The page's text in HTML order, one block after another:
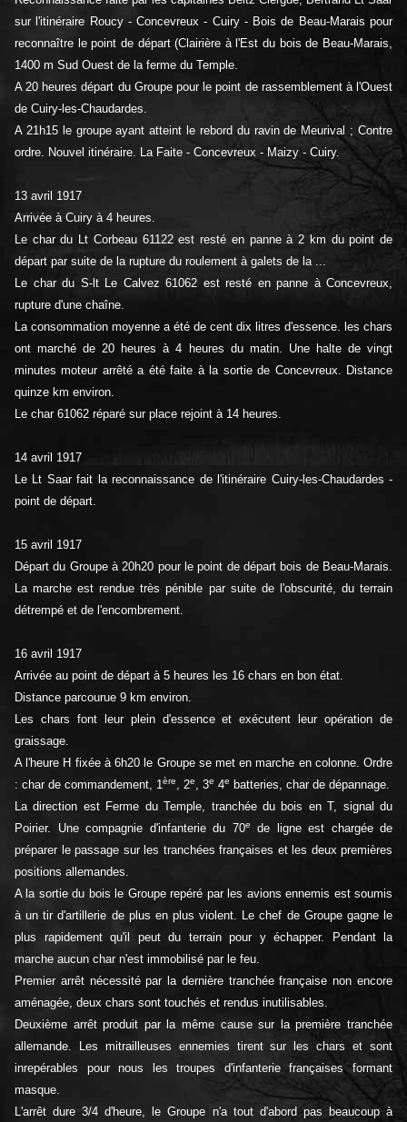
sur l'itinéraire Roucy - Concevreux - Cuiry - Bois de Beau-Marais pour
reconnaître le point de départ (Clairière à l'Est du bois de Beau-Marais,
1400 m Sud Ouest de la ferme du Temple.
A 20 heures départ du Groupe pour le point de rassemblement à l'Ouest
de Cuiry-les-Chaudardes.
A 21h15 le groupe ayant atteint le rebord du ravin de Meurival ; Contre
ordre. Nouvel itinéraire. La Faite - Concevreux - Maizy - Cuiry.
13 avril 1917
Arrivée à Cuiry à 4 heures.
Le char du Lt Corbeau 61122 est resté en panne à 2 km du point de
départ par suite de la rupture du roulement à galets de la ...
Le char du S-lt Le Calvez 61062 est resté en panne à Concevreux,
rupture d'une chaîne.
La consommation moyenne a été de cent dix litres d'essence. les chars
ont marché de 20 heures à 4 heures du matin. Une halte de vingt
minutes moteur arrêté a été faite à la sortie de Concevreux. Distance
quinze km environ.
Le char 61062 réparé sur place rejoint à 14 heures.
14 avril 1917
Le Lt Saar fait la reconnaissance de l'itinéraire Cuiry-les-Chaudardes -
point de départ.
15 avril 1917
Départ du Groupe à 20h20 pour le point de départ bois de Beau-Marais.
La marche est rendue très pénible par suite de l'obscurité, du terrain
détrempé et de l'encombrement.
16 avril 1917
Arrivée au point de départ à 5 heures les 16 chars en bon état.
Distance parcourue 9 km environ.
Les chars font leur plein d'essence et exécutent leur opération de
graissage.
A l'heure H fixée à 6h20 le Groupe se met en marche en colonne. Ordre
: char de commandement, 1ère, 2e, 3e 4e
batteries, char de dépannage.
La direction est Ferme du Temple, tranchée du bois en T, signal du
Poirier. Une compagnie d'infanterie du 70e
de ligne est chargée de
préparer le passage sur les tranchées françaises et les deux premières
positions allemandes.
A la sortie du bois le Groupe repéré par les avions ennemis est soumis
à un tir d'artillerie de plus en plus violent. Le chef de Groupe gagne le
plus rapidement qu'il peut du terrain pour y échapper. Pendant la
marche aucun char n'est immobilisé par le feu.
Premier arrêt nécessité par la dernière tranchée française non encore
aménagée, deux chars sont touchés et rendus inutilisables.
Deuxième arrêt produit par la même cause sur la première tranchée
allemande. Les mitrailleuses ennemies tirent sur les chars et sont
inrepérables pour nous les troupes d'infanterie françaises formant
masque.
L'arrêt dure 3/4 d'heure, le Groupe n'a tout d'abord pas beaucoup à